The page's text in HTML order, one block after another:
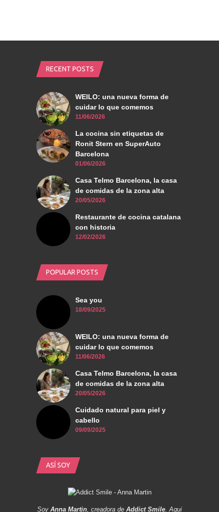
RECENT POSTS
WEILO: una nueva forma de
cuidar lo que comemos
11/06/2026
La cocina sin etiquetas de
Ronit Stern en SuperAuto
Barcelona
01/06/2026
Casa Telmo Barcelona, la casa
de comidas de la zona alta
20/05/2026
Restaurante de cocina catalana
con historia
12/02/2026
POPULAR POSTS
Sea you
18/09/2025
WEILO: una nueva forma de
cuidar lo que comemos
11/06/2026
Casa Telmo Barcelona, la casa
de comidas de la zona alta
20/05/2026
Cuidado natural para piel y
cabello
09/09/2025
ASÍ SOY
Soy Anna Martin , creadora de Addict Smile . Aqui